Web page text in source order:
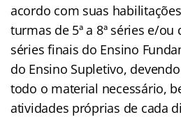
acordo com suas
turmas de 5ª a 8ª séries e/ou
séries finais do Ensino
do Ensino Supletivo,
todo o material necessário,
atividades próprias de cada